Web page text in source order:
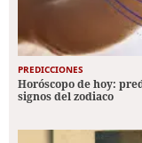
PREDICCIONES
Horóscopo de hoy:
signos del zodiaco